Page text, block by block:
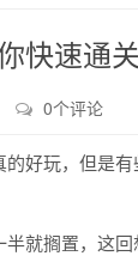
速通关
0个评论
好玩，但是
就搁置，这